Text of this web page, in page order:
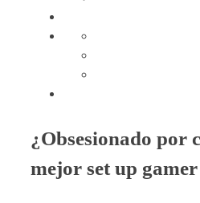
¿Obsesionado por
mejor set up